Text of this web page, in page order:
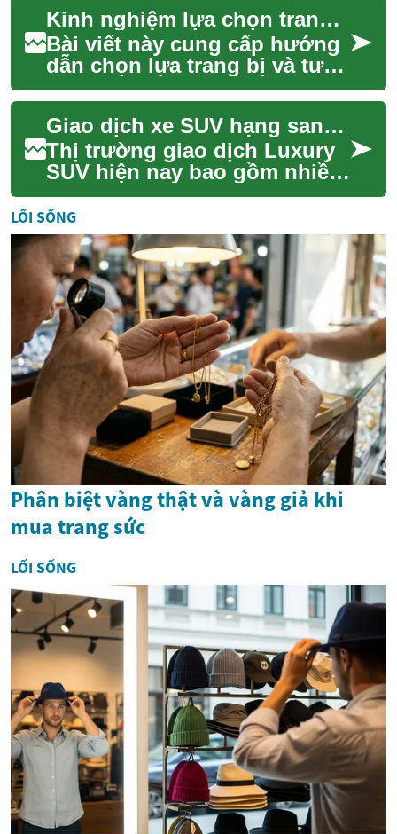
trình ...
Kinh nghiệm lựa chọn trang bị thiết yếu cho chuyến đi trên bánh xe
Bài viết này cung cấp hướng
dẫn chọn lựa trang bị và tư
duy chuẩn bị cho hành trình
trên bánh xe: từ sắp xếp
storage,...
Giao dịch xe SUV hạng sang: hướng dẫn lựa chọn và ước tính chi phí
Thị trường giao dịch Luxury
SUV hiện nay bao gồm nhiều
lựa chọn nhập khẩu và nội
địa, với các yếu tố như thuế,
trang ...
LỐI SỐNG
Phân biệt vàng thật và vàng giả khi
mua trang sức
LỐI SỐNG